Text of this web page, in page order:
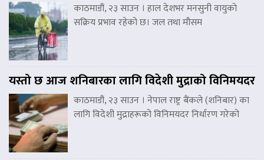
काठमाडौं, २३ साउन । हाल देशभर मनसुनी वायुको
सक्रिय प्रभाव रहेको छ। जल तथा मौसम
यस्तो छ आज शनिबारका लागि विदेशी मुद्राको विनिमयदर
काठमाडौं, २३ साउन । नेपाल राष्ट्र बैंकले (शनिबार) का
लागि विदेशी मुद्राहरूको विनिमयदर निर्धारण गरेको